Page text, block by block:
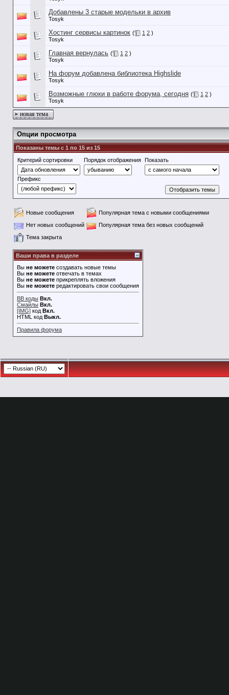
Добавлены 3 старые модельки в архив
Tosyk
Хостинг сервисы картинок ( 1 2 )
Tosyk
Главная вернулась ( 1 2 )
Tosyk
На форум добавлена библиотека Highslide
Tosyk
Возможные глюки в работе форума, сегодня ( 1 2 )
Tosyk
новая тема
Опции просмотра
Показаны темы с 1 по 15 из 15
Критерий сортировки
Порядок отображения Показать
Префикс
Новые сообщения
Популярная тема с новыми сообщениями
Нет новых сообщений
Популярная тема без новых сообщений
Тема закрыта
Ваши права в разделе
Вы не можете создавать новые темы
Вы не можете отвечать в темах
Вы не можете прикреплять вложения
Вы не можете редактировать свои сообщения
BB коды Вкл.
Смайлы Вкл.
[IMG] код Вкл.
HTML код Выкл.
Правила форума